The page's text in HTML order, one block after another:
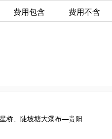
费用包含 费用不含
桥、陡坡塘大瀑布—贵阳